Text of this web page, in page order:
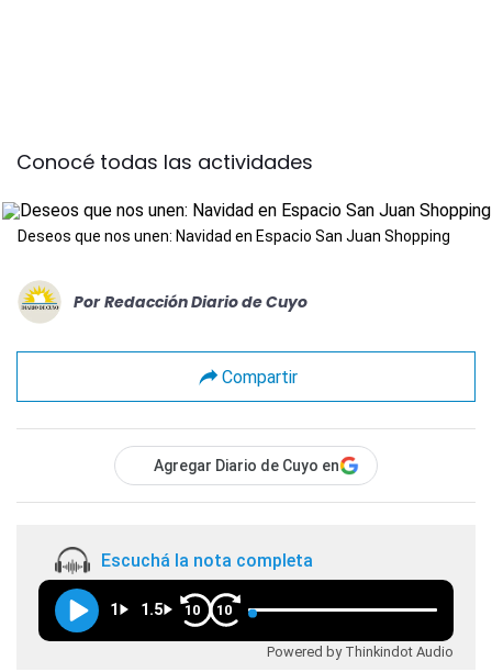
Conocé todas las actividades
Deseos que nos unen: Navidad en Espacio San Juan Shopping
Por Redacción Diario de Cuyo
Compartir
Agregar Diario de Cuyo en
Escuchá la nota completa
1 1.5 10 10
Powered by Thinkindot Audio